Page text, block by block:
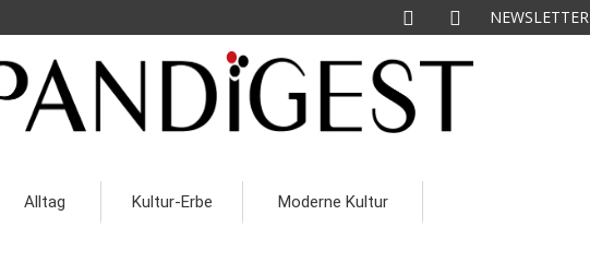
NEWSLETTER
Alltag Kultur-Erbe Moderne Kultur